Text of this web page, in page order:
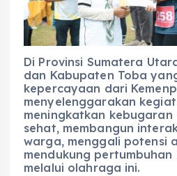
Di Provinsi Sumatera
dan Kabupaten Toba
kepercayaan dari
menyelenggarakan
meningkatkan
sehat, membangun
warga, menggali potensi
mendukung
melalui olahraga ini.